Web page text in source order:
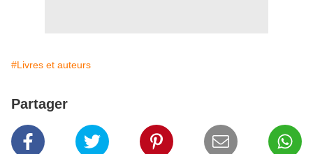
#Livres et auteurs
Partager